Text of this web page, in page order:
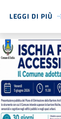
LEGGI DI PIÙ